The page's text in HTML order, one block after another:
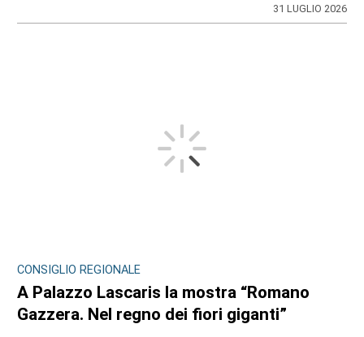
31 LUGLIO 2026
CONSIGLIO REGIONALE
A Palazzo Lascaris la mostra “Romano
Gazzera. Nel regno dei fiori giganti”